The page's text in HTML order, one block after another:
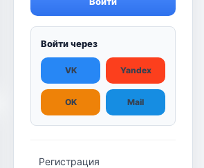
Войти через
VK Yandex
OK Mail
Регистрация